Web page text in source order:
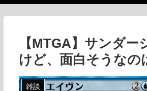
【MTGA】サンダ
けど、面白そうなの
雑談